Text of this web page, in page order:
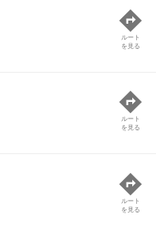
ルート
を見る
ルート
を見る
ルート
を見る